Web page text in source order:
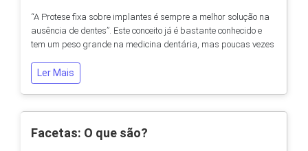
“A Protese fixa sobre implantes é sempre a melhor solução na
ausência de dentes”. Este conceito já é bastante conhecido e
tem um peso grande na medicina dentária, mas poucas vezes
devemos optar por uma prótese parcial removível.
Modificações após perda de um dente Quando perdemos um
Ler Mais
Facetas: O que são?